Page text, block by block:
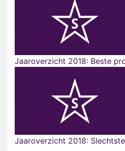
Jaaroverzicht 2018: Beste
Jaaroverzicht 2018: